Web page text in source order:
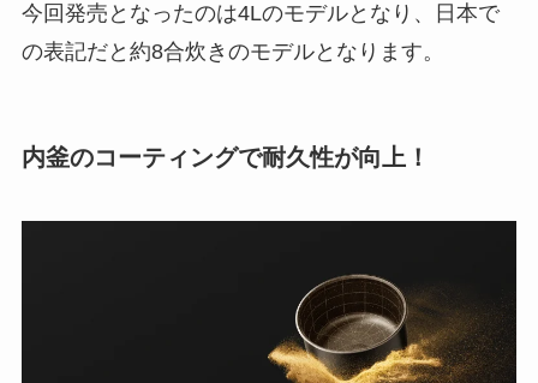
今回発売となったのは4Lのモデルとなり、日本で
の表記だと約8合炊きのモデルとなります。
内釜のコーティングで耐久性が向上！